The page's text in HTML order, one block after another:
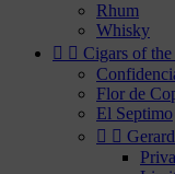
Rhum
Whisky
  Cigars of
Flor de
El Septimo
  Gerard